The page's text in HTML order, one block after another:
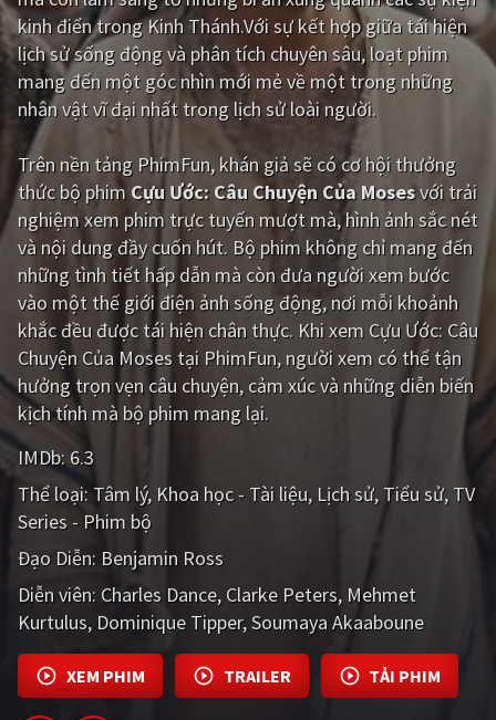
Giật gân Gia đình
Bí ẩn Lịch sử
Viễn Tây
GameShow DramaTV
QUỐC GIA
Âu - Mỹ Trung Quốc - Hồng Kông
Hàn Quốc Nhật Bản
Ấn Độ Việt Nam
Tổng hợp
CẬP NHẬT
PHIM MỚI
PHIM BỘ
PHIM LẺ
PHIM CHIẾU RẠP
TUYỂN TẬP PHIM
kinh điển trong Kinh Thánh.Với sự kết hợp giữa tái hiện
lịch sử sống động và phân tích chuyên sâu, loạt phim
mang đến một góc nhìn mới mẻ về một trong những
nhân vật vĩ đại nhất trong lịch sử loài người.
Trên nền tảng PhimFun, khán giả sẽ có cơ hội thưởng
thức bộ phim Cựu Ước: Câu Chuyện Của Mosesvới trải
nghiệm xem phim trực tuyến mượt mà, hình ảnh sắc nét
và nội dung đầy cuốn hút. Bộ phim không chỉ mang đến
những tình tiết hấp dẫn mà còn đưa người xem bước
vào một thế giới điện ảnh sống động, nơi mỗi khoảnh
khắc đều được tái hiện chân thực. Khi xem Cựu Ước: Câu
Chuyện Của Moses tại PhimFun, người xem có thể tận
hưởng trọn vẹn câu chuyện, cảm xúc và những diễn biến
kịch tính mà bộ phim mang lại.
IMDb: 6.3
Thể loại: Tâm lý Khoa học - Tài liệu Lịch sử Tiểu sử TV
Series - Phim bộ
Đạo Diễn: Benjamin Ross
Diễn viên: Charles Dance Clarke Peters Mehmet
Kurtulus Dominique Tipper Soumaya Akaaboune
XEM PHIM TRAILER TẢI PHIM